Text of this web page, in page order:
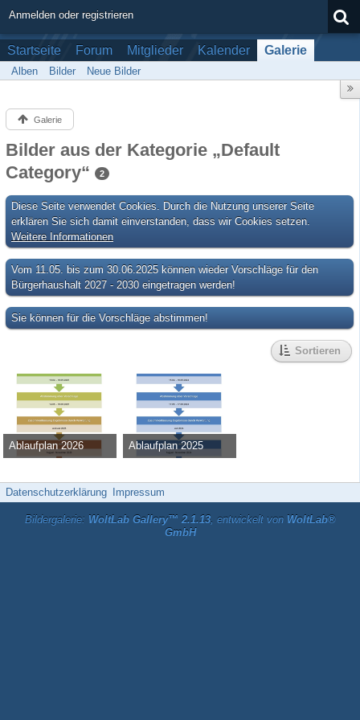
Anmelden oder registrieren
Startseite Forum Mitglieder Kalender Galerie
Alben Bilder Neue Bilder
Galerie
Bilder aus der Kategorie „Default
Category“
2
Diese Seite verwendet Cookies. Durch die Nutzung unserer Seite
erklären Sie sich damit einverstanden, dass wir Cookies setzen.
Weitere Informationen
Vom 11.05. bis zum 30.06.2025 können wieder Vorschläge für den
Bürgerhaushalt 2027 - 2030 eingetragen werden!
Sie können für die Vorschläge abstimmen!
Sortieren
Ablaufplan 2026
Admin-13. Februar 2025
Ablaufplan 2025
Admin-13. März 2024
Datenschutzerklärung Impressum
Bildergalerie: WoltLab Gallery™ 2.1.13, entwickelt von WoltLab®
GmbH